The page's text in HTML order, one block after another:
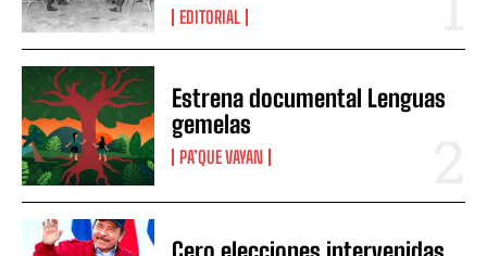
EDITORIAL
Estrena documental Lenguas
gemelas
PA’QUE VAYAN